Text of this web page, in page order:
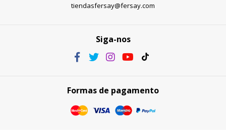
tiendasfersay@fersay.com
Siga-nos
Formas de pagamento